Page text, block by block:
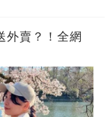
外賣？！全網